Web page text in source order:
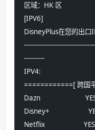
区域：HK 区
[IPV6]
DisneyPlus在您的出口
----------
IPV4:
============[ 跨国
Dazn
Disney+
Netflix